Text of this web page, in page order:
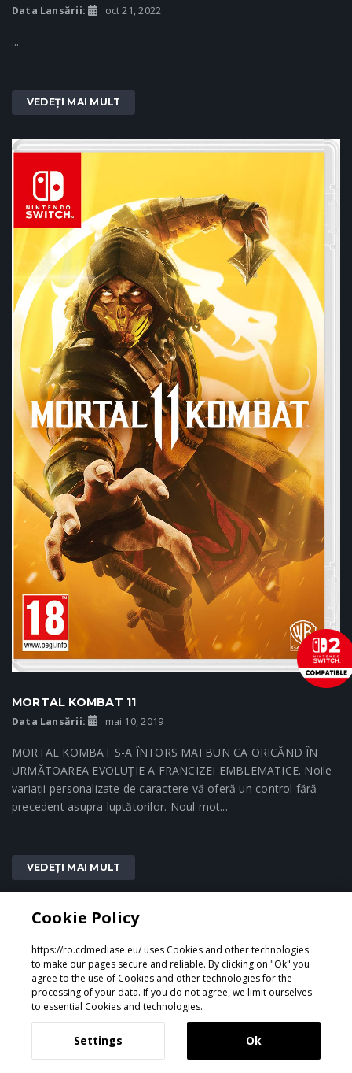
Data Lansării: oct 21, 2022
...
VEDEȚI MAI MULT
MORTAL KOMBAT 11
Data Lansării: mai 10, 2019
MORTAL KOMBAT S-A ÎNTORS MAI BUN CA ORICĂND ÎN
URMĂTOAREA EVOLUȚIE A FRANCIZEI EMBLEMATICE. Noile
variații personalizate de caractere vă oferă un control fără
precedent asupra luptătorilor. Noul mot...
VEDEȚI MAI MULT
Proiectat și dezvoltat deGeeSmo - Internet Transformation
Cookie Policy
https://ro.cdmediase.eu/ uses Cookies and other technologies
to make our pages secure and reliable. By clicking on "Ok" you
agree to the use of Cookies and other technologies for the
processing of your data. If you do not agree, we limit ourselves
to essential Cookies and technologies.
Settings Ok